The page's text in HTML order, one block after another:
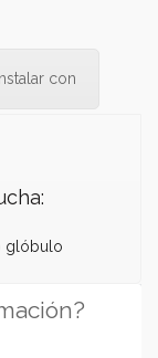
Instalar con
glóbulo